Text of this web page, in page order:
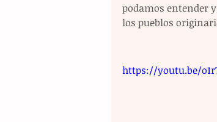
podamos entender
los pueblos
https://youtu.be/